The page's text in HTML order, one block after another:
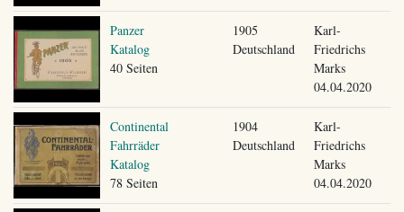
Panzer
Katalog
40 Seiten
1905
Deutschland
Karl-
Friedrichs
Marks
04.04.2020
Continental
Fahrräder
Katalog
78 Seiten
1904
Deutschland
Karl-
Friedrichs
Marks
04.04.2020